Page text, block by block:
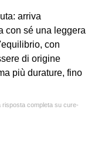
arriva
con sé una leggera
con
di origine
più durature, fino
risposta completa su cure-